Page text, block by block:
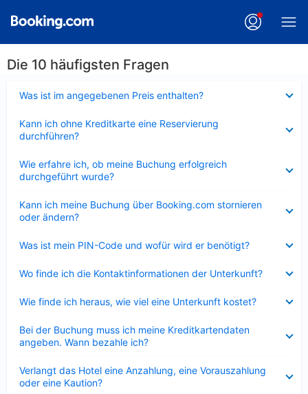
Die 10 häufigsten Fragen
Was ist im angegebenen Preis enthalten?
Kann ich ohne Kreditkarte eine Reservierung
durchführen?
Wie erfahre ich, ob meine Buchung erfolgreich
durchgeführt wurde?
Kann ich meine Buchung über Booking.com stornieren
oder ändern?
Was ist mein PIN-Code und wofür wird er benötigt?
Wo finde ich die Kontaktinformationen der Unterkunft?
Wie finde ich heraus, wie viel eine Unterkunft kostet?
Bei der Buchung muss ich meine Kreditkartendaten
angeben. Wann bezahle ich?
Verlangt das Hotel eine Anzahlung, eine Vorauszahlung
oder eine Kaution?